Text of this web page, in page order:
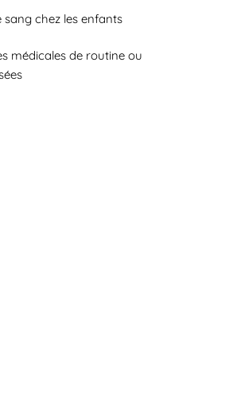
sang chez les enfants
médicales de routine ou